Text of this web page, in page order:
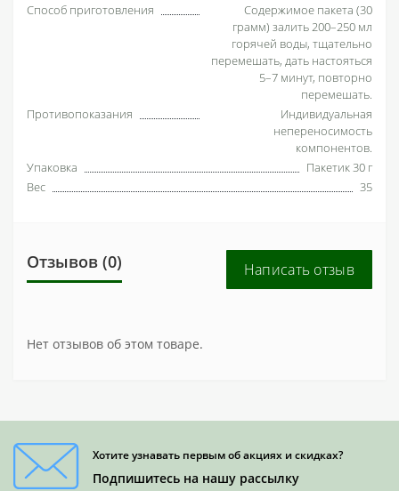
Способ приготовления
Содержимое пакета (30
грамм) залить 200–250 мл
горячей воды, тщательно
перемешать, дать настояться
5–7 минут, повторно
перемешать.
Противопоказания
Индивидуальная
непереносимость
компонентов.
Упаковка
Пакетик 30 г
Вес
35
Отзывов (0) Написать отзыв
Нет отзывов об этом товаре.
Хотите узнавать первым об акциях и скидках?
Подпишитесь на нашу рассылку